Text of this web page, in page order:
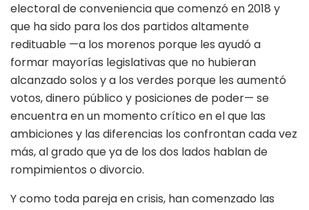
electoral de conveniencia que comenzó en 2018 y
que ha sido para los dos partidos altamente
redituable —a los morenos porque les ayudó a
formar mayorías legislativas que no hubieran
alcanzado solos y a los verdes porque les aumentó
votos, dinero público y posiciones de poder— se
encuentra en un momento crítico en el que las
ambiciones y las diferencias los confrontan cada vez
más, al grado que ya de los dos lados hablan de
rompimientos o divorcio.
Y como toda pareja en crisis, han comenzado las